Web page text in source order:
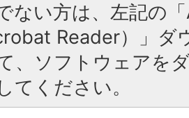
ない方は、左記の
Reader）」ダ
、ソフトウェアを
てください。